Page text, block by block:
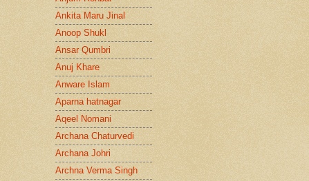
Ankita Maru Jinal
Anoop Shukl
Ansar Qumbri
Anuj Khare
Anware Islam
Aparna hatnagar
Aqeel Nomani
Archana Chaturvedi
Archana Johri
Archna Verma Singh